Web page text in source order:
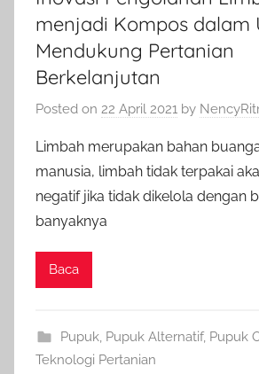
menjadi Kompos dalam
Mendukung Pertanian
Berkelanjutan
Posted on 22 April 2021 by
Limbah merupakan bahan
manusia, limbah tidak terpakai
negatif jika tidak dikelola dengan
banyaknya
Baca
Pupuk, Pupuk Alternatif, Pupuk
Teknologi Pertanian